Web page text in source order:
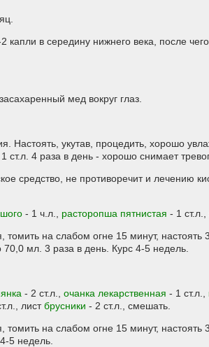
в середину нижнего века, после
мед вокруг глаз.
Настоять, укутав, процедить, хорошо
4 раза в день - хорошо снимает
средство, не противоречит и лечению
- 1 ч.л., расторопша пятнистая - 1
на слабом огне 15 минут, настоять
мл. 3 раза в день. Курс 4-5 недель.
- 2 ст.л., очанка лекарственная - 1 ст.л.,
листбрусники - 2 ст.л., смешать.
на слабом огне 15 минут, настоять
5 недель.